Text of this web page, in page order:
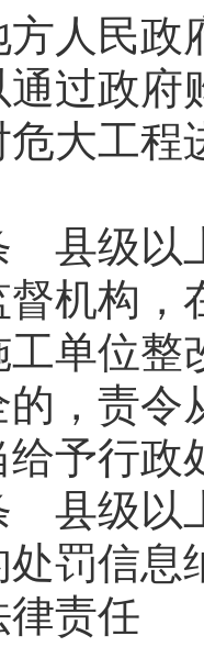
民政
过政
大工
级以上
机构
单位
，责
予行
级以上
罚信
责任